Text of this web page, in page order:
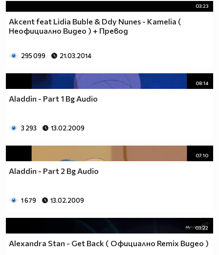
03:23
Akcent feat Lidia Buble & Ddy Nunes - Kamelia (
Неофициално Видео ) + Превод
295 099 21.03.2014
08:14
Aladdin - Part 1 Bg Audio
3 293 13.02.2009
07:10
Aladdin - Part 2 Bg Audio
1 679 13.02.2009
03:22
Alexandra Stan - Get Back ( Официално Remix Видео )